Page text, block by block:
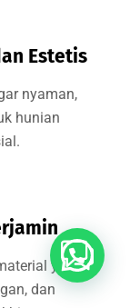
Estetis
nyaman,
hunian
yang
dan